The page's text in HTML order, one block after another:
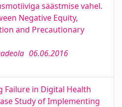
säästmise vahel.
Negative Equity,
and Precautionary
06.06.2016
Failure in Digital Health
Study of Implementing